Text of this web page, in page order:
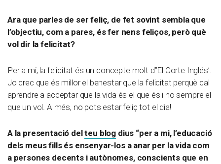
Ara que parles de ser feliç, de fet sovint sembla que
l’objectiu, com a pares, és fer nens feliços, però què
vol dir la felicitat?
Per a mi, la felicitat és un concepte molt d”El Corte Inglés’.
Jo crec que és millor el benestar que la felicitat perquè cal
aprendre a acceptar que la vida és el que és i no sempre el
que un vol. A més, no pots estar feliç tot el dia!
A la presentació delteu blog dius “per a mi, l’educació
dels meus fills és ensenyar-los a anar per la vida com
a persones decents i autònomes, conscients que en